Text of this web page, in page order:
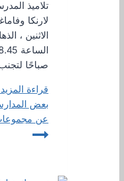
تلاميذ
لارنكا
الاثنين ،
صباحًا
قراءة المزيد
بعض
عن